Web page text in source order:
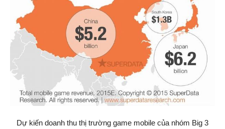
Dự kiến doanh thu thị trường game mobile của nhóm Big 3